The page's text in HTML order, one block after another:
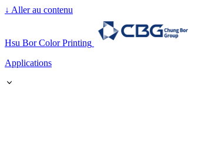
↓ Aller au contenu
Hsu Bor Color Printing
Applications